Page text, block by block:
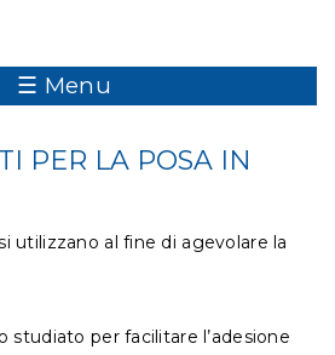
☰ Menu
PER LA POSA IN
utilizzano al fine di agevolare la
studiato per facilitare l’adesione